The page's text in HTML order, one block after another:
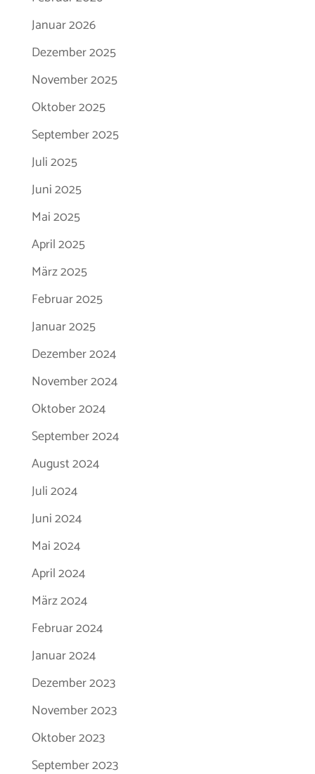
Januar 2026
Dezember 2025
November 2025
Oktober 2025
September 2025
Juli 2025
Juni 2025
Mai 2025
April 2025
März 2025
Februar 2025
Januar 2025
Dezember 2024
November 2024
Oktober 2024
September 2024
August 2024
Juli 2024
Juni 2024
Mai 2024
April 2024
März 2024
Februar 2024
Januar 2024
Dezember 2023
November 2023
Oktober 2023
September 2023